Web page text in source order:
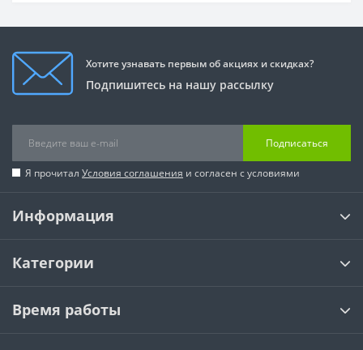
Хотите узнавать первым об акциях и скидках?
Подпишитесь на нашу рассылку
Подписаться
Я прочитал Условия соглашения и согласен с условиями
Информация
Категории
Время работы